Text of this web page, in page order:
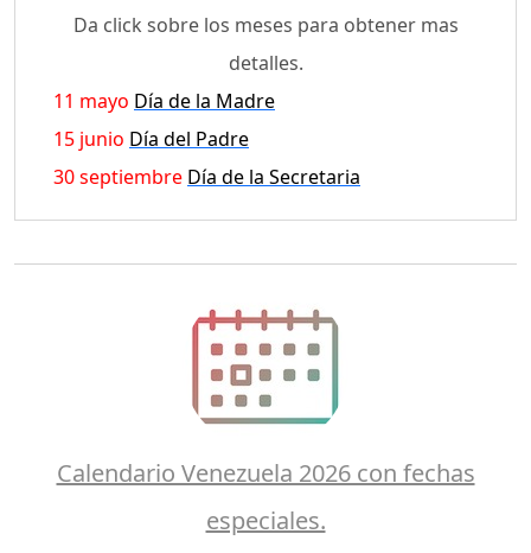
Da click sobre los meses para obtener mas
detalles.
11 mayo Día de la Madre
15 junio Día del Padre
30 septiembre Día de la Secretaria
Calendario Venezuela 2026 con fechas
especiales.